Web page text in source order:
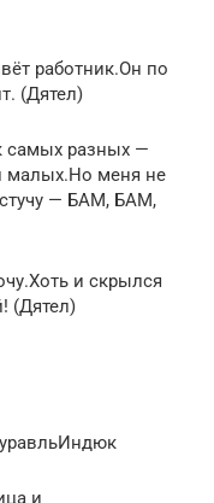
работник.Он по
(Дятел)
самых разных —
малых.Но меня не
— БАМ, БАМ,
и скрылся
(Дятел)
и